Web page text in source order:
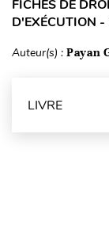
FICHES DE
D'EXÉCUTION -
Auteur(s) : Payan
LIVRE